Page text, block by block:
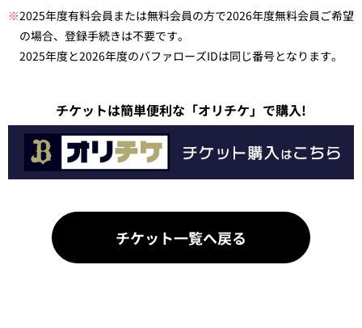
※2025年度有料会員または無料会員の方で2026年度無料会員ご希望
の場合、登録手続きは不要です。
2025年度と2026年度のバファローズIDは同じ番号となります。
チケットは簡単便利な「オリチケ」で購入!
チケット一覧へ戻る